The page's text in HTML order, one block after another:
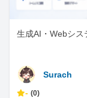
生成AI・Webシ
Surach
- (0)